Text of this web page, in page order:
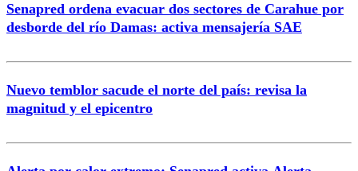
Correo
Senapred ordena evacuar dos sectores de Carahue por
desborde del río Damas: activa mensajería SAE
Nuevo temblor sacude el norte del país: revisa la
magnitud y el epicentro